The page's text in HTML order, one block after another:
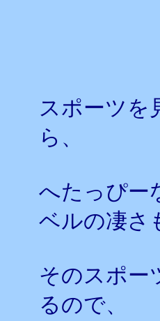
スポーツを
ら、
へたっぴー
ベルの凄さ
そのスポー
るので、